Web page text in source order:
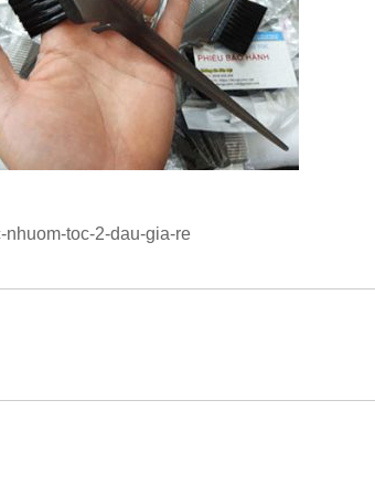
nhuom-toc-2-dau-gia-re